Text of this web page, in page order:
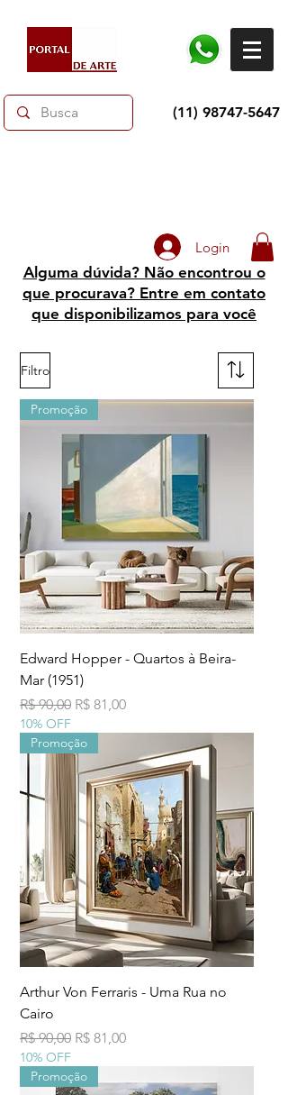
(11) 98747-5647
Login
Alguma dúvida? Não encontrou o
que procurava? Entre em contato
que disponibilizamos para você
Filtro
Promoção
Edward Hopper - Quartos à Beira-
Mar (1951)
Preço normal
R$ 90,00 Preço promocional
R$ 81,00
10% OFF
Promoção
Arthur Von Ferraris - Uma Rua no
Cairo
Preço normal
R$ 90,00 Preço promocional
R$ 81,00
10% OFF
Promoção